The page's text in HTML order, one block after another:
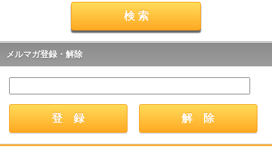
メルマガ登録・解除